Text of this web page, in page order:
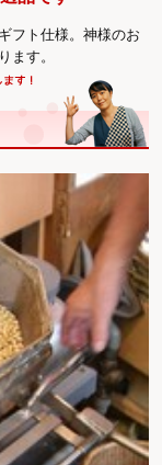
フト仕様。神様のお
ます。